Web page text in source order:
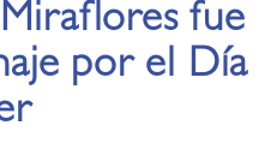
fue
por el Día